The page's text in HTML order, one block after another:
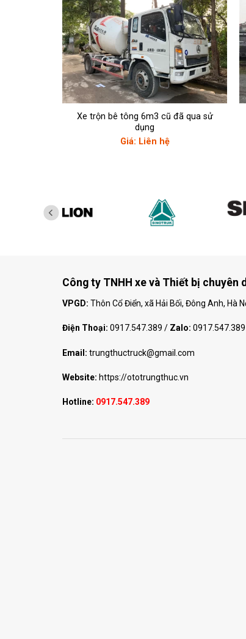
Xe trộn bê tông 6m3 cũ đã qua sử
dụng
Giá: Liên hệ
Công ty TNHH xe và Thiết bị chuyên
VPGD: Thôn Cổ Điển, xã Hải Bối, Đông Anh, Hà
Điện Thoại: 0917.547.389 / Zalo: 0917.547.389
Email: trungthuctruck@gmail.com
Website: https://ototrungthuc.vn
Hotline: 0917.547.389